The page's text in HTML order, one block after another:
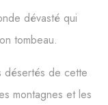
dévasté qui
tombeau.
désertés de cette
montagnes et les